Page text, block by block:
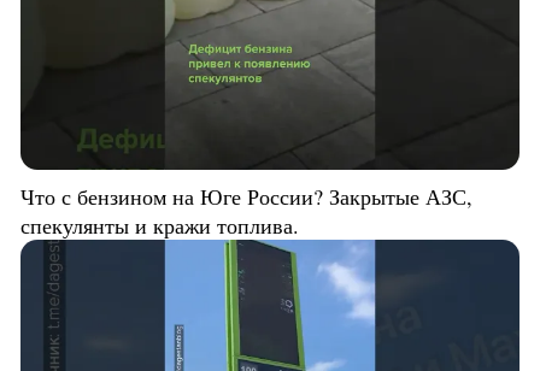
Что с бензином на Юге России? Закрытые АЗС,
спекулянты и кражи топлива.